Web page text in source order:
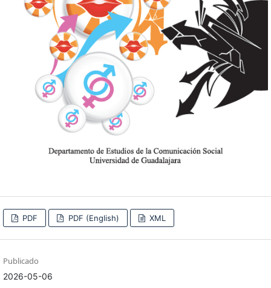
PDF PDF (English) XML
Publicado
2026-05-06